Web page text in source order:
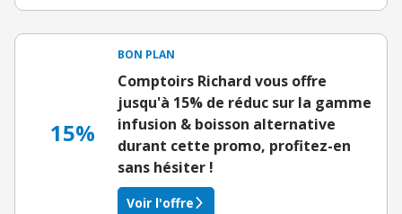
15%
BON PLAN
Comptoirs Richard vous offre
jusqu'à 15% de réduc sur la gamme
infusion & boisson alternative
durant cette promo, profitez-en
sans hésiter !
Voir l'offre